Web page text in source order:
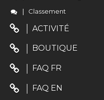
Classement
ACTIVITÉ
BOUTIQUE
FAQ FR
FAQ EN